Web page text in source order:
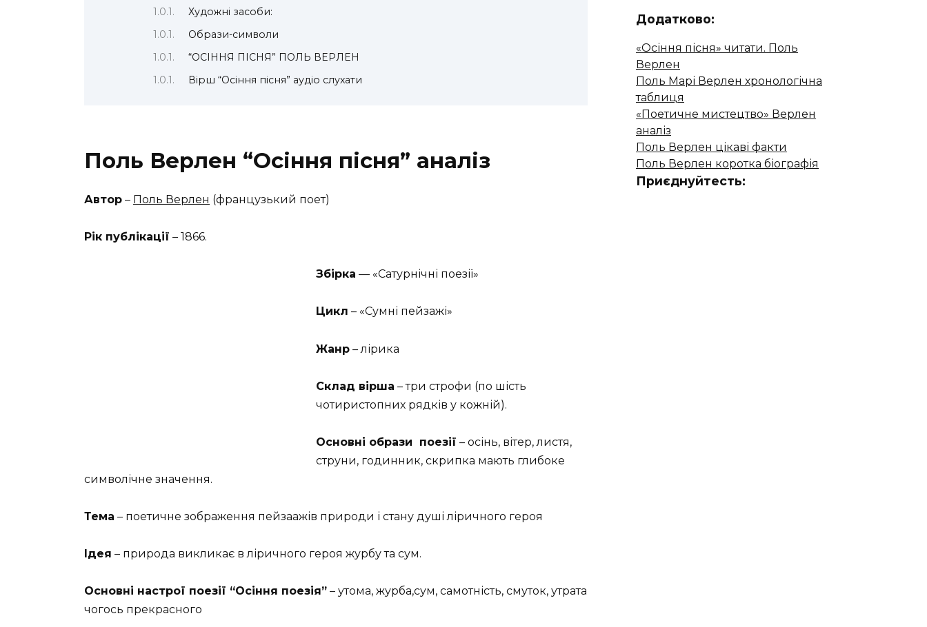
Художні засоби:
Образи-символи
“ОСІННЯ ПІСНЯ” ПОЛЬ ВЕРЛЕН
Вірш “Осіння пісня” аудіо слухати
Поль Верлен “Осіння пісня” аналіз
Автор – Поль Верлен (французький поет)
Рік публікації – 1866.
Збірка — «Сатурнічні поезії»
Цикл – «Сумні пейзажі»
Жанр – лірика
Склад вірша – три строфи (по шість
чотиристопних рядків у кожній).
Основні образи поезії – осінь, вітер, листя,
струни, годинник, скрипка мають глибоке
символічне значення.
Тема – поетичне зображення пейзаажів природи і стану душі ліричного героя
Ідея – природа викликає в ліричного героя журбу та сум.
Основні настрої поезії “Осіння поезія” – утома, журба,сум, самотність, смуток, утрата
чогось прекрасного
Додатково:
«Осіння пісня» читати. Поль
Верлен
Поль Марі Верлен хронологічна
таблиця
«Поетичне мистецтво» Верлен
аналіз
Поль Верлен цікаві факти
Поль Верлен коротка біографія
Приєднуйтесть: